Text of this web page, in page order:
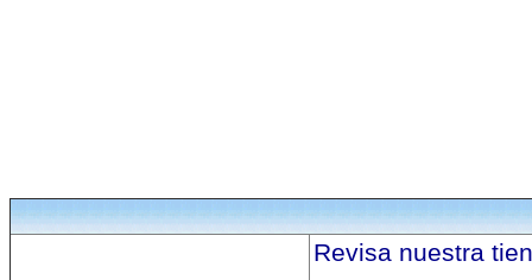
Revisa nuestra